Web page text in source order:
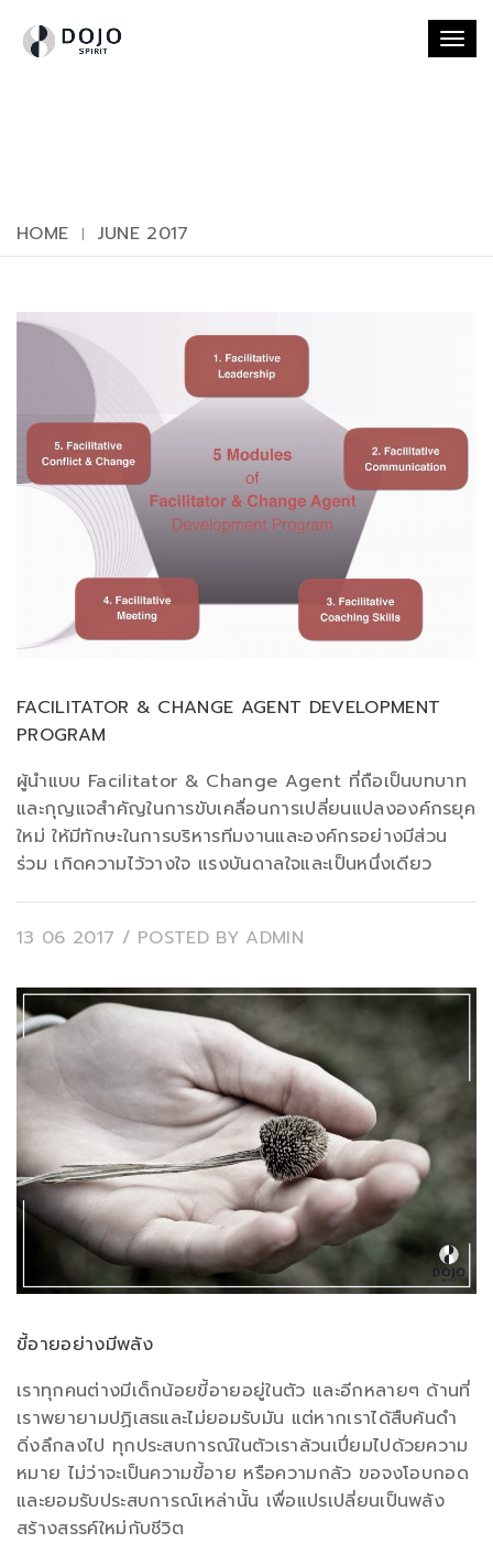
HOME JUNE 2017
FACILITATOR & CHANGE AGENT DEVELOPMENT
PROGRAM
ผู้นำแบบ Facilitator & Change Agent ที่ถือเป็นบทบาท
และกุญแจสำคัญในการขับเคลื่อนการเปลี่ยนแปลงองค์กรยุค
ใหม่ ให้มีทักษะในการบริหารทีมงานและองค์กรอย่างมีส่วน
ร่วม เกิดความไว้วางใจ แรงบันดาลใจและเป็นหนึ่งเดียว
13 06 2017 / POSTED BY ADMIN
ขี้อายอย่างมีพลัง
เราทุกคนต่างมีเด็กน้อยขี้อายอยู่ในตัว และอีกหลายๆ ด้านที่
เราพยายามปฏิเสธและไม่ยอมรับมัน แต่หากเราได้สืบค้นดำ
ดิ่งลึกลงไป ทุกประสบการณ์ในตัวเราล้วนเปี่ยมไปด้วยความ
หมาย ไม่ว่าจะเป็นความขี้อาย หรือความกลัว ขอจงโอบกอด
และยอมรับประสบการณ์เหล่านั้น เพื่อแปรเปลี่ยนเป็นพลัง
สร้างสรรค์ใหม่กับชีวิต